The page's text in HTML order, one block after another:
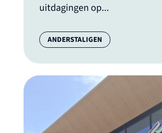
uitdagingen op...
Categorie:
ANDERSTALIGEN